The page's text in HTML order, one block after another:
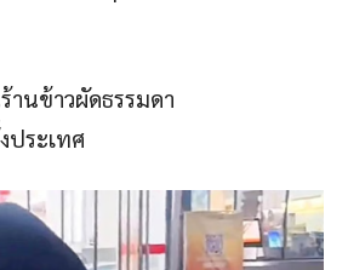
นข้าวผัดธรรมดา
ประเทศ